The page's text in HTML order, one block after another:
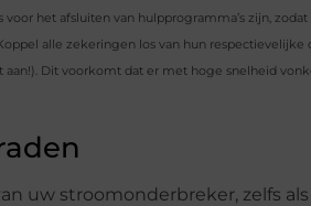
het afsluiten van hulpprogramma’s zijn,
alle zekeringen los van hun respectievelijke
Dit voorkomt dat er met hoge snelheid
uw stroomonderbreker, zelfs